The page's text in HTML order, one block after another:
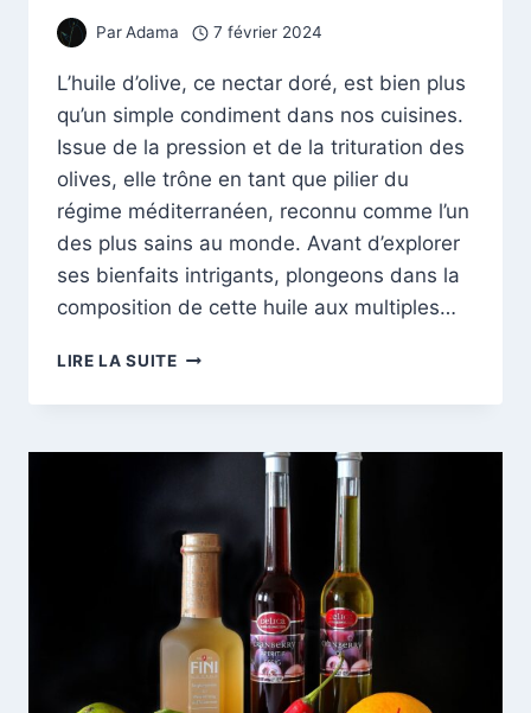
ParAdama 7 février 2024
L’huile d’olive, ce nectar doré, est bien plus
qu’un simple condiment dans nos cuisines.
Issue de la pression et de la trituration des
olives, elle trône en tant que pilier du
régime méditerranéen, reconnu comme l’un
des plus sains au monde. Avant d’explorer
ses bienfaits intrigants, plongeons dans la
composition de cette huile aux multiples…
LIRE LA SUITEL’HUILE
:
ÉLIXIR
POUR
LE
CORPS
ET
L’ESPRIT